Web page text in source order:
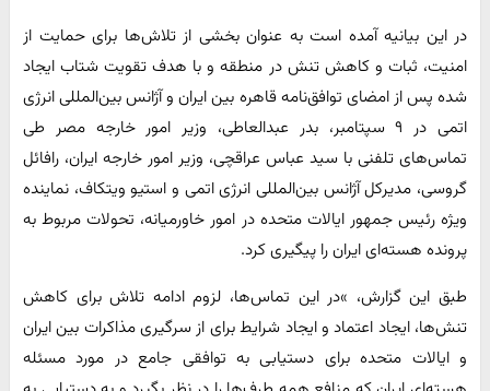
در این بیانیه آمده است به عنوان بخشی از تلاش‌ها برای حمایت از
امنیت، ثبات و کاهش تنش در منطقه و با هدف تقویت شتاب ایجاد
شده پس از امضای توافق‌نامه قاهره بین ایران و آژانس بین‌المللی انرژی
اتمی در ۹ سپتامبر، بدر عبدالعاطی، وزیر امور خارجه مصر طی
تماس‌های تلفنی با سید عباس عراقچی، وزیر امور خارجه ایران، رافائل
گروسی، مدیرکل آژانس بین‌المللی انرژی اتمی و استیو ویتکاف، نماینده
ویژه رئیس جمهور ایالات متحده در امور خاورمیانه، تحولات مربوط به
پرونده هسته‌ای ایران را پیگیری کرد.
طبق این گزارش، »در این تماس‌ها، لزوم ادامه تلاش برای کاهش
تنش‌ها، ایجاد اعتماد و ایجاد شرایط برای از سرگیری مذاکرات بین ایران
و ایالات متحده برای دستیابی به توافقی جامع در مورد مسئله